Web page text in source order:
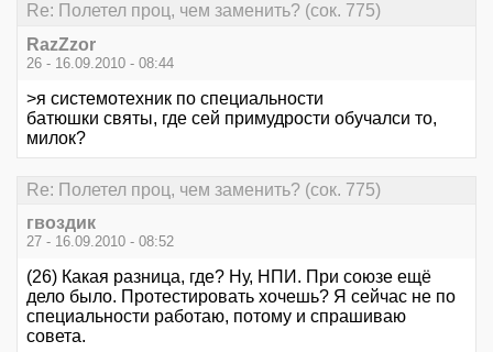
Re: Полетел проц, чем заменить? (сок. 775)
RazZzor
26 - 16.09.2010 - 08:44
>я системотехник по специальности
батюшки святы, где сей примудрости обучалси то,
милок?
Re: Полетел проц, чем заменить? (сок. 775)
гвоздик
27 - 16.09.2010 - 08:52
(26) Какая разница, где? Ну, НПИ. При союзе ещё
дело было. Протестировать хочешь? Я сейчас не по
специальности работаю, потому и спрашиваю
совета.